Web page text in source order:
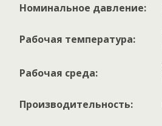
Номинальное давление:
Рабочая температура:
Рабочая среда:
Производительность: